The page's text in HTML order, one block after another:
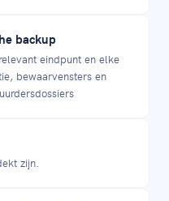
backup
eindpunt en elke
bewaarvensters en
zijn.